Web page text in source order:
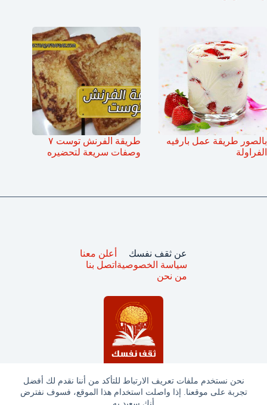
نحن نستخدم ملفات تعريف الارتباط للتأكد من أننا نقدم لك أفضل
تجربة على موقعنا. إذا واصلت استخدام هذا الموقع، فسوف نفترض
بالصور طريقة عمل بارفيه
الفراولة
طريقة الفرنش توست ٧
وصفات سريعة لتحضيره
جميع الحقوق محفوظة © ثقف نفسك 2025
عن ثقف نفسك
سياسة الخصوصية
من نحن
أعلن معنا
اتصل بنا